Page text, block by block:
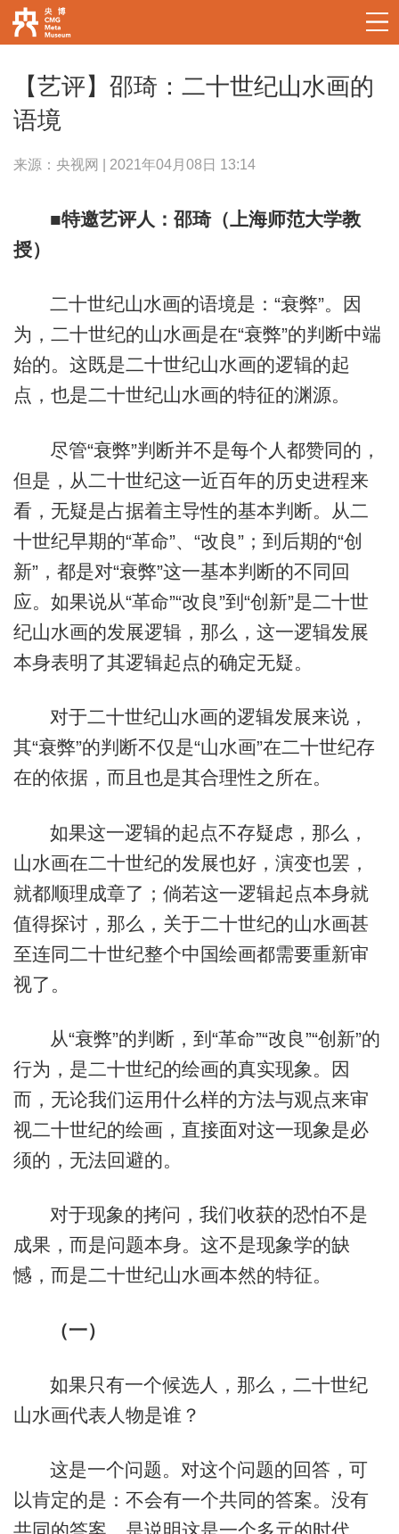
【艺评】邵琦：二十世纪山水画的
语境
来源：央视网 | 2021年04月08日 13:14
■特邀艺评人： 邵琦（上海师范大学教
授）
二十世纪山水画的语境是：“衰弊”。因
为，二十世纪的山水画是在“衰弊”的判断中端
始的。这既是二十世纪山水画的逻辑的起
点，也是二十世纪山水画的特征的渊源。
尽管“衰弊”判断并不是每个人都赞同的，
但是，从二十世纪这一近百年的历史进程来
看，无疑是占据着主导性的基本判断。从二
十世纪早期的“革命”、“改良”；到后期的“创
新”，都是对“衰弊”这一基本判断的不同回
应。如果说从“革命”“改良”到“创新”是二十世
纪山水画的发展逻辑，那么，这一逻辑发展
本身表明了其逻辑起点的确定无疑。
对于二十世纪山水画的逻辑发展来说，
其“衰弊”的判断不仅是“山水画”在二十世纪存
在的依据，而且也是其合理性之所在。
如果这一逻辑的起点不存疑虑，那么，
山水画在二十世纪的发展也好，演变也罢，
就都顺理成章了；倘若这一逻辑起点本身就
值得探讨，那么，关于二十世纪的山水画甚
至连同二十世纪整个中国绘画都需要重新审
视了。
从“衰弊”的判断，到“革命”“改良”“创新”的
行为，是二十世纪的绘画的真实现象。因
而，无论我们运用什么样的方法与观点来审
视二十世纪的绘画，直接面对这一现象是必
须的，无法回避的。
对于现象的拷问，我们收获的恐怕不是
成果，而是问题本身。这不是现象学的缺
憾，而是二十世纪山水画本然的特征。
（一）
如果只有一个候选人，那么，二十世纪
山水画代表人物是谁？
这是一个问题。对这个问题的回答，可
以肯定的是：不会有一个共同的答案。没有